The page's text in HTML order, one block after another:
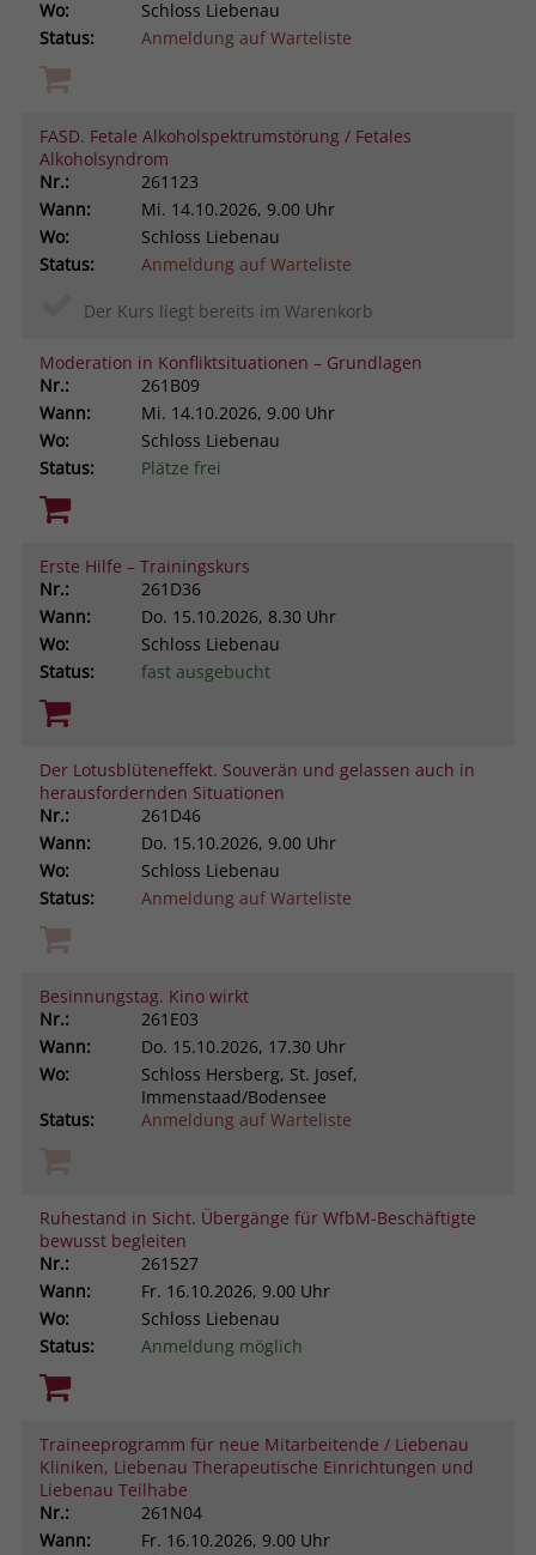
Wo:
Schloss Liebenau
Status:
Anmeldung auf Warteliste
FASD. Fetale Alkoholspektrumstörung / Fetales
Alkoholsyndrom
Nr.:
261123
Wann:
Mi. 14.10.2026, 9.00 Uhr
Wo:
Schloss Liebenau
Status:
Anmeldung auf Warteliste
Der Kurs liegt bereits im Warenkorb
Moderation in Konfliktsituationen – Grundlagen
Nr.:
261B09
Wann:
Mi. 14.10.2026, 9.00 Uhr
Wo:
Schloss Liebenau
Status:
Plätze frei
Erste Hilfe – Trainingskurs
Nr.:
261D36
Wann:
Do. 15.10.2026, 8.30 Uhr
Wo:
Schloss Liebenau
Status:
fast ausgebucht
Der Lotusblüteneffekt. Souverän und gelassen auch in
herausfordernden Situationen
Nr.:
261D46
Wann:
Do. 15.10.2026, 9.00 Uhr
Wo:
Schloss Liebenau
Status:
Anmeldung auf Warteliste
Besinnungstag. Kino wirkt
Nr.:
261E03
Wann:
Do. 15.10.2026, 17.30 Uhr
Wo:
Schloss Hersberg, St. Josef,
Immenstaad/Bodensee
Status:
Anmeldung auf Warteliste
Ruhestand in Sicht. Übergänge für WfbM-Beschäftigte
bewusst begleiten
Nr.:
261527
Wann:
Fr. 16.10.2026, 9.00 Uhr
Wo:
Schloss Liebenau
Status:
Anmeldung möglich
Traineeprogramm für neue Mitarbeitende / Liebenau
Kliniken, Liebenau Therapeutische Einrichtungen und
Liebenau Teilhabe
Nr.:
261N04
Wann:
Fr. 16.10.2026, 9.00 Uhr